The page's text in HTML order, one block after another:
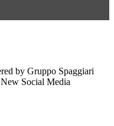
by Gruppo Spaggiari
Social Media